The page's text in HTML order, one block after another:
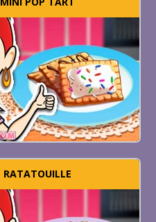
RATATOUILLE